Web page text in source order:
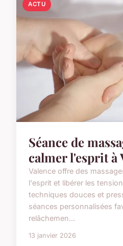
ACTU
Séance de
calmer l'esprit à
Valence offre des
l'esprit et libérer les
techniques douces et
séances personnalisées
relâchemen...
13 janvier 2026